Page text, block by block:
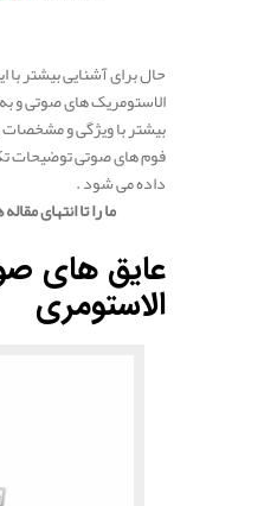
حال برای آشنایی بیشتر با
الاستومریک های صوتی و
بیشتر با ویژگی و مشخصات
فوم های صوتی توضیحات
داده می شود .
ما را تا انتهای
عایق های
الاستومری